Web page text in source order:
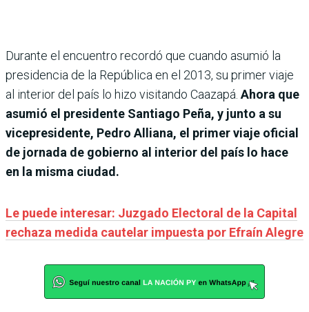
Durante el encuentro recordó que cuando asumió la
presidencia de la República en el 2013, su primer viaje
al interior del país lo hizo visitando Caazapá. Ahora que
asumió el presidente Santiago Peña, y junto a su
vicepresidente, Pedro Alliana, el primer viaje oficial
de jornada de gobierno al interior del país lo hace
en la misma ciudad.
Le puede interesar: Juzgado Electoral de la Capital
rechaza medida cautelar impuesta por Efraín Alegre